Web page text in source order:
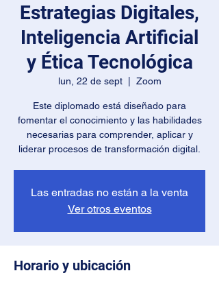
Estrategias Digitales,
Inteligencia Artificial
y Ética Tecnológica
lun, 22 de sept
  |
Zoom
Este diplomado está diseñado para
fomentar el conocimiento y las habilidades
necesarias para comprender, aplicar y
liderar procesos de transformación digital.
Las entradas no están a la venta
Ver otros eventos
Horario y ubicación